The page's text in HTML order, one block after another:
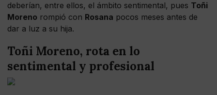
deberían, entre ellos, el ámbito sentimental, pues Toñi
Moreno rompió con Rosana pocos meses antes de
dar a luz a su hija.
Toñi Moreno, rota en lo
sentimental y profesional